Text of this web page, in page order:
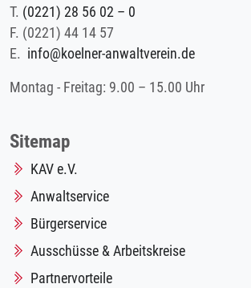
T. (0221) 28 56 02 – 0
F. (0221) 44 14 57
E. info@koelner-anwaltverein.de
Montag - Freitag: 9.00 – 15.00 Uhr
Sitemap
KAV e.V.
Anwaltservice
Bürgerservice
Ausschüsse & Arbeitskreise
Partnervorteile